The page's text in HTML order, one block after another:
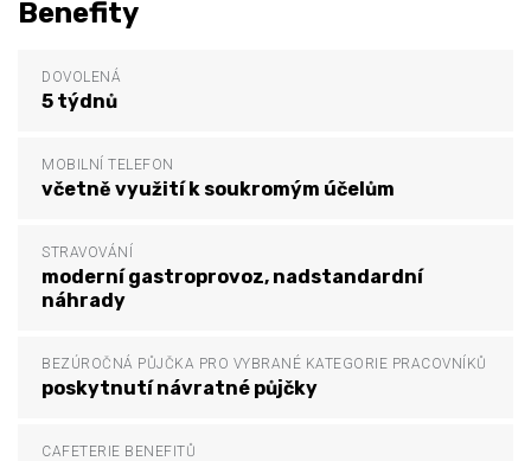
Benefity
DOVOLENÁ
5 týdnů
MOBILNÍ TELEFON
včetně využití k soukromým účelům
STRAVOVÁNÍ
moderní gastroprovoz, nadstandardní
náhrady
BEZÚROČNÁ PŮJČKA PRO VYBRANÉ KATEGORIE PRACOVNÍKŮ
poskytnutí návratné půjčky
CAFETERIE BENEFITŮ